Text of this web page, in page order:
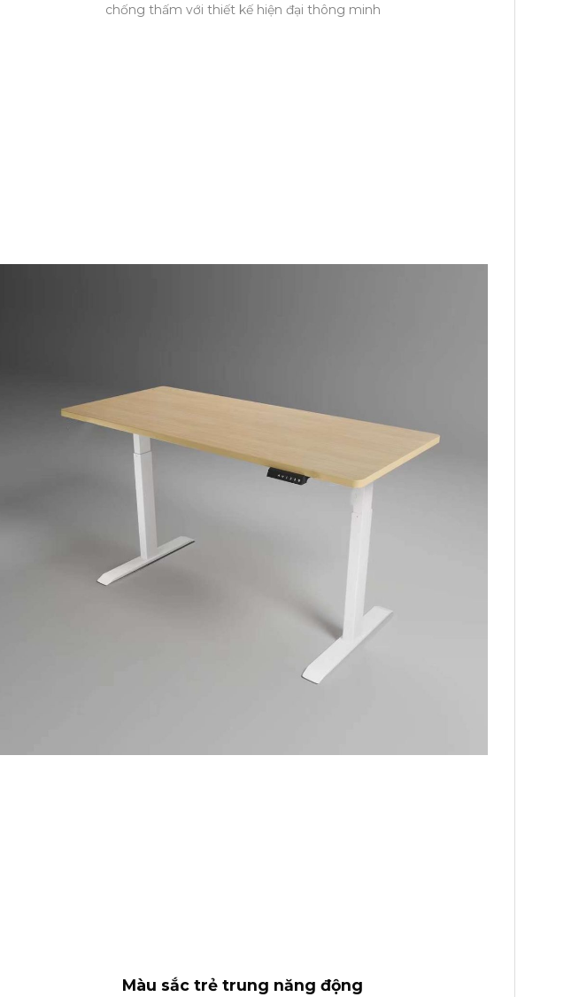
chống thấm với thiết kế hiện đại thông minh
Màu sắc trẻ trung năng động